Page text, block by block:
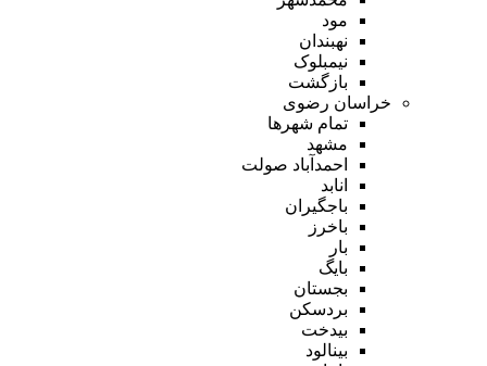
مود
نهبندان
نیمبلوک
بازگشت
خراسان رضوی
تمام شهر‌ها
مشهد
احمدآباد صولت
انابد
باجگیران
باخرز
بار
بایگ
بجستان
بردسکن
بیدخت
بینالود